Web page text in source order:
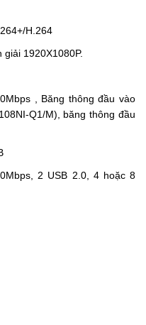
H.264
1920X1080P.
, Băng thôngđầu vào
Q1/M), băng thôngđầu
2 USB 2.0, 4 hoặc 8